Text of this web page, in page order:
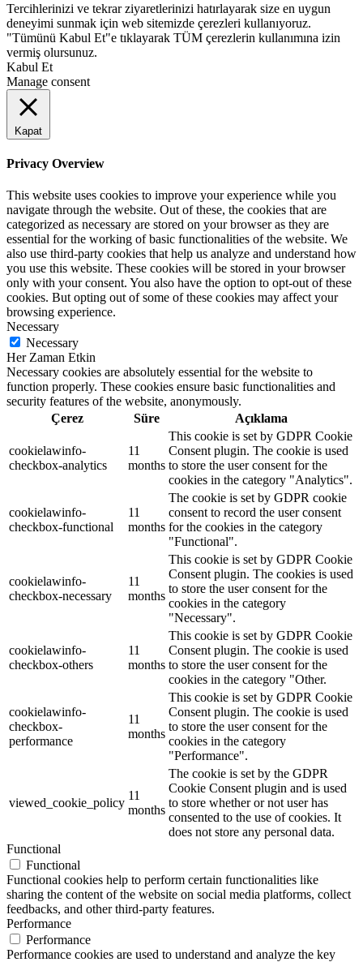
Tercihlerinizi ve tekrar ziyaretlerinizi hatırlayarak size en uygun
deneyimi sunmak için web sitemizde çerezleri kullanıyoruz.
"Tümünü Kabul Et"e tıklayarak TÜM çerezlerin kullanımına izin
vermiş olursunuz.
Kabul Et
Manage consent
Kapat
Privacy Overview
This website uses cookies to improve your experience while you
navigate through the website. Out of these, the cookies that are
categorized as necessary are stored on your browser as they are
essential for the working of basic functionalities of the website. We
also use third-party cookies that help us analyze and understand how
you use this website. These cookies will be stored in your browser
only with your consent. You also have the option to opt-out of these
cookies. But opting out of some of these cookies may affect your
browsing experience.
Necessary
Necessary
Her Zaman Etkin
Necessary cookies are absolutely essential for the website to
function properly. These cookies ensure basic functionalities and
security features of the website, anonymously.
Çerez
Süre Açıklama
cookielawinfo-
checkbox-analytics
11
months
This cookie is set by GDPR Cookie
Consent plugin. The cookie is used
to store the user consent for the
cookies in the category "Analytics".
cookielawinfo-
checkbox-functional
11
months
The cookie is set by GDPR cookie
consent to record the user consent
for the cookies in the category
"Functional".
cookielawinfo-
checkbox-necessary
11
months
This cookie is set by GDPR Cookie
Consent plugin. The cookies is used
to store the user consent for the
cookies in the category
"Necessary".
cookielawinfo-
checkbox-others
11
months
This cookie is set by GDPR Cookie
Consent plugin. The cookie is used
to store the user consent for the
cookies in the category "Other.
cookielawinfo-
checkbox-
performance
11
months
This cookie is set by GDPR Cookie
Consent plugin. The cookie is used
to store the user consent for the
cookies in the category
"Performance".
viewed_cookie_policy
11
months
The cookie is set by the GDPR
Cookie Consent plugin and is used
to store whether or not user has
consented to the use of cookies. It
does not store any personal data.
Functional
Functional
Functional cookies help to perform certain functionalities like
sharing the content of the website on social media platforms, collect
feedbacks, and other third-party features.
Performance
Performance
Performance cookies are used to understand and analyze the key